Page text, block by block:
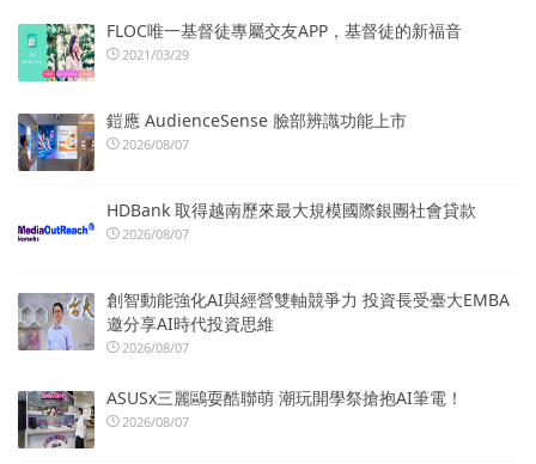
FLOC唯一基督徒專屬交友APP，基督徒的新福音
2021/03/29
鎧應 AudienceSense 臉部辨識功能上市
2026/08/07
HDBank 取得越南歷來最大規模國際銀團社會貸款
2026/08/07
創智動能強化AI與經營雙軸競爭力 投資長受臺大EMBA
邀分享AI時代投資思維
2026/08/07
ASUSx三麗鷗耍酷聯萌 潮玩開學祭搶抱AI筆電！
2026/08/07